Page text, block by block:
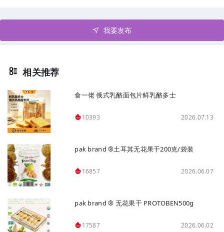
我要发布
相关推荐
食一佬 俄式乳酪面包片鲜乳酪多士
10393 2026.07.13
pak brand ®土耳其无花果干200克/袋装
16857 2026.06.07
pak brand ® 无花果干 PROTOBEN500g
17587 2026.06.02